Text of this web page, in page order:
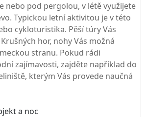
nebo pod pergolou, v létě využijete
Typickou letní aktivitou je v této
cykloturistika. Pěší túry Vás
hor, nohy Vás možná
stranu. Pokud rádi
zajímavosti, zajděte například do
kterým Vás provede naučná
a noc